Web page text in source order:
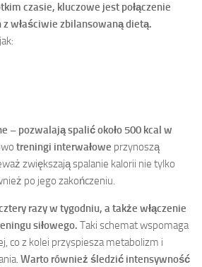
czasie, kluczowe jest połączenie
właściwie zbilansowaną dietą.
– pozwalają spalić około 500 kcal w
treningi interwałowe przynoszą
zwiększają spalanie kalorii nie tylko
po jego zakończeniu.
razy w tygodniu, a także włączenie
siłowego. Taki schemat wspomaga
co z kolei przyspiesza metabolizm i
Warto również śledzić intensywność